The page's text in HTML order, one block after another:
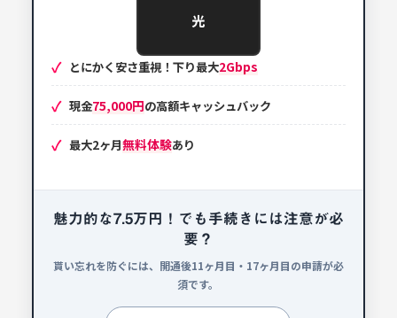
光
とにかく安さ重視！下り最大2Gbps
現金75,000円の高額キャッシュバック
最大2ヶ月無料体験あり
魅力的な7.5万円！でも手続きには注意が必
要？
貰い忘れを防ぐには、開通後11ヶ月目・17ヶ月目の申請が必
須です。